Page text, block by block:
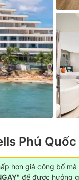
Phú
hơn giá công bố
để được hưởng